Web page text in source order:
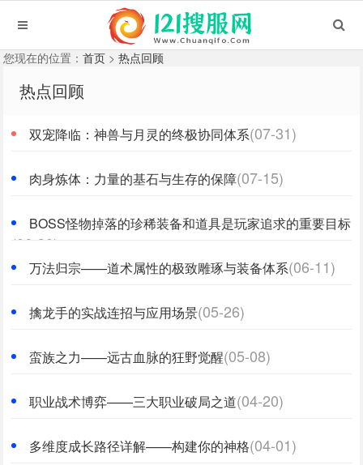
您现在的位置：首页 >热点回顾
热点回顾
双宠降临：神兽与月灵的终极协同体系(07-31)
肉身炼体：力量的基石与生存的保障(07-15)
BOSS怪物掉落的珍稀装备和道具是玩家追求的重要目标
(06-30)
万法归宗——道术属性的极致雕琢与装备体系(06-11)
擒龙手的实战连招与应用场景(05-26)
蛮族之力——远古血脉的狂野觉醒(05-08)
职业战术博弈——三大职业破局之道(04-20)
多维度成长路径详解——构建你的神格(04-01)